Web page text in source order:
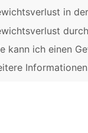
in
kann ich einen